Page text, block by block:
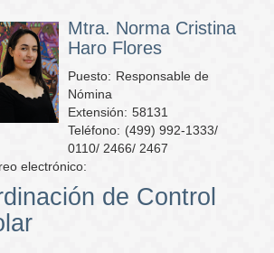
Mtra. Norma Cristina
Haro Flores
Puesto: Responsable de
Nómina
Extensión: 58131
Teléfono: (499) 992-1333/
0110/ 2466/ 2467
electrónico:
de Control